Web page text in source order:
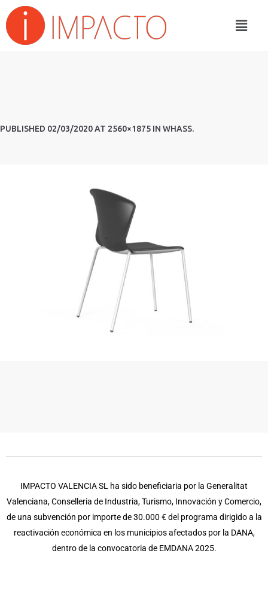
PUBLISHED 02/03/2020AT 2560×1875 IN WHASS.
IMPACTO VALENCIA SL ha sido beneficiaria por la Generalitat
Valenciana, Conselleria de Industria, Turismo, Innovación y Comercio,
de una subvención por importe de 30.000 € del programa dirigido a la
reactivación económica en los municipios afectados por la DANA,
dentro de la convocatoria de EMDANA 2025.